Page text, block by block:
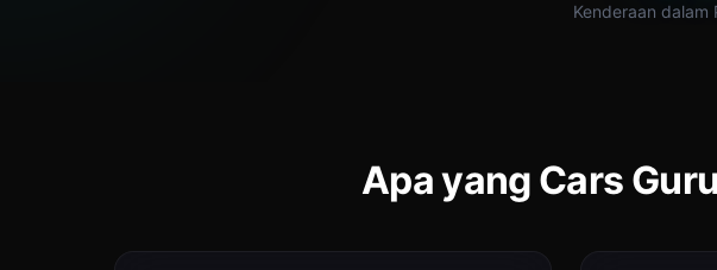
Kenderaan dalam
Apa yang Cars